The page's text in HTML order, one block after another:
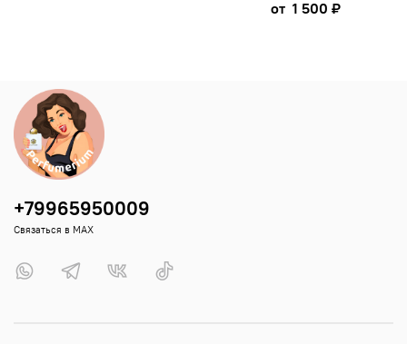
от 1 500 ₽
+79965950009
Связаться в MAX